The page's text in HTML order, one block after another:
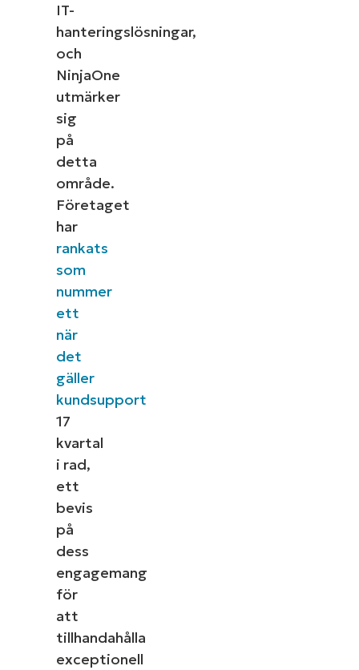
IT-
hanteringslösningar,
och
NinjaOne
utmärker
sig
på
detta
område.
Företaget
har
rankats
som
nummer
ett
när
det
gäller
kundsupport
17
kvartal
i rad,
ett
bevis
på
dess
engagemang
för
att
tillhandahålla
exceptionell
name*
Se NinjaOne in action
Bläddra bland våra on-demand-demonstrationer
för att se hur NinjaOne förenklar IT-uppgifter som
hantering av enheter, patchning, MDM,
ärendehantering och mycket mer.